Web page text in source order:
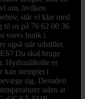
om, hvilken
står vi klar med
os på 76 62 00 36
vores butik i
også står udstillet.
Du skal bruge
Hydraulikolie er
kan stemplet i
sig. Desuden
uden at